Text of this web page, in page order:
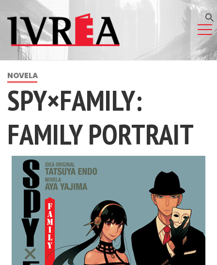
NOVELA
SPY×FAMILY:
FAMILY PORTRAIT